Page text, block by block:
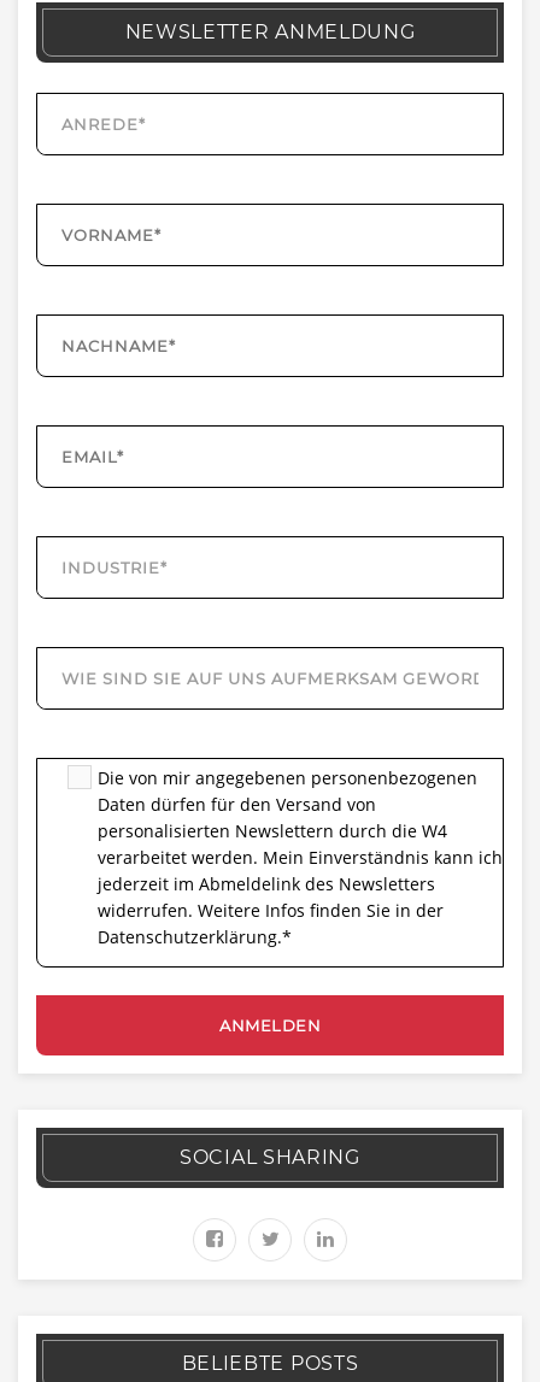
NEWSLETTER ANMELDUNG
Die von mir angegebenen personenbezogenen
Daten dürfen für den Versand von
personalisierten Newslettern durch die W4
verarbeitet werden. Mein Einverständnis kann ich
jederzeit im Abmeldelink des Newsletters
widerrufen. Weitere Infos finden Sie in der
Datenschutzerklärung.*
SOCIAL SHARING
BELIEBTE POSTS